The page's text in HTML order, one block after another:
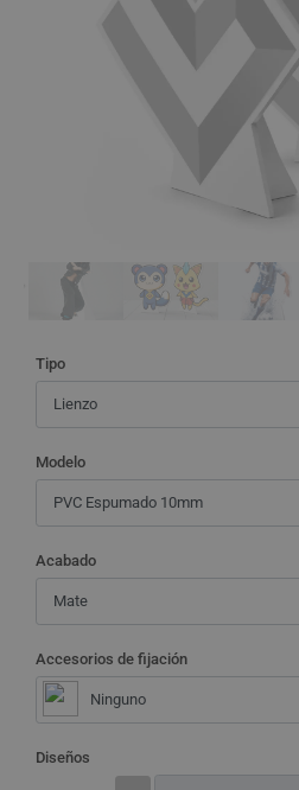
Tipo
Modelo
Acabado
Accesorios de fijación
Ninguno
Diseños